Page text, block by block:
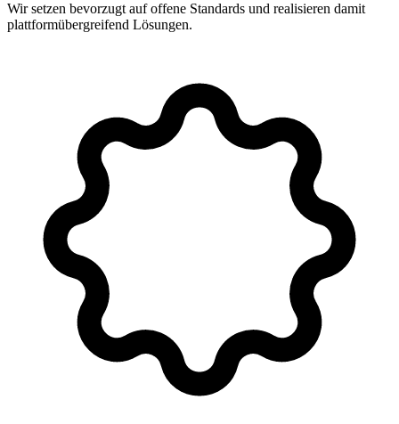
Wir setzen bevorzugt auf offene Standards und realisieren damit
plattformübergreifend Lösungen.